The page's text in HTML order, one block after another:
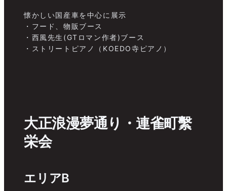
懐かしい国産車を中心に展示
・フード、物販ブース
・西風先生(GTロマン作者)ブース
・ストリートピアノ（KOEDO寺ピアノ）
大正浪漫夢通り・連雀町繫
栄会
エリアB